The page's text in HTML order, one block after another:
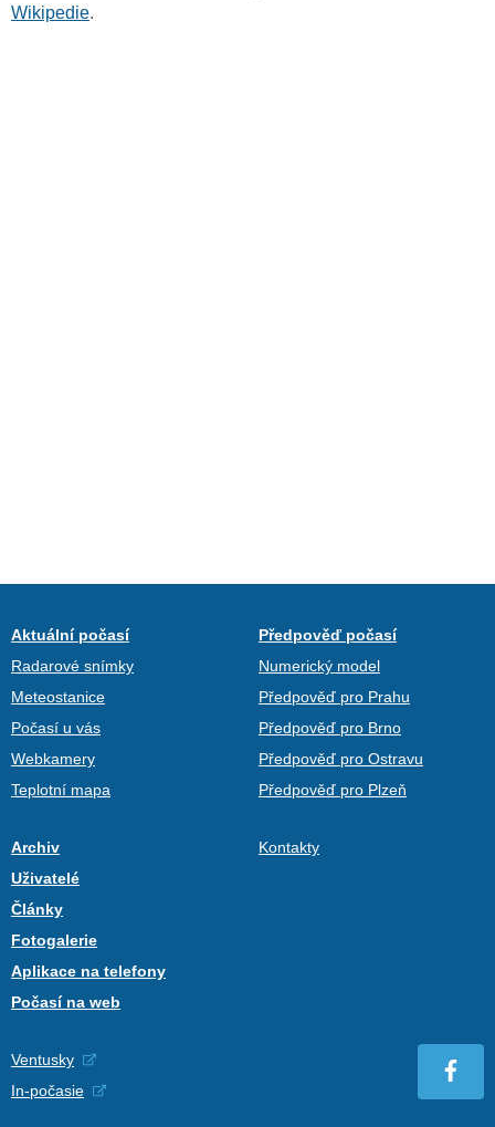
Wikipedie.
Aktuální počasí
Radarové snímky
Meteostanice
Počasí u vás
Webkamery
Teplotní mapa
Předpověď počasí
Numerický model
Předpověď pro Prahu
Předpověď pro Brno
Předpověď pro Ostravu
Předpověď pro Plzeň
Archiv
Uživatelé
Články
Fotogalerie
Aplikace na telefony
Počasí na web
Kontakty
Ventusky
In-počasie